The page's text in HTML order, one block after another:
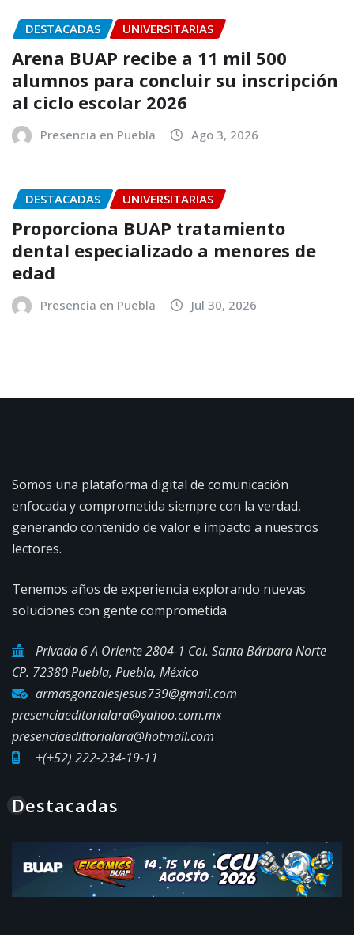
DESTACADAS UNIVERSITARIAS
Arena BUAP recibe a 11 mil 500
alumnos para concluir su inscripción
al ciclo escolar 2026
Presencia en Puebla Ago 3, 2026
DESTACADAS UNIVERSITARIAS
Proporciona BUAP tratamiento
dental especializado a menores de
edad
Presencia en Puebla Jul 30, 2026
Somos una plataforma digital de comunicación
enfocada y comprometida siempre con la verdad,
generando contenido de valor e impacto a nuestros
lectores.
Tenemos años de experiencia explorando nuevas
soluciones con gente comprometida.
Privada 6 A Oriente 2804-1 Col. Santa Bárbara Norte
CP. 72380 Puebla, Puebla, México
armasgonzalesjesus739@gmail.com
presenciaeditorialara@yahoo.com.mx
presenciaedittorialara@hotmail.com
+(+52) 222-234-19-11
Destacadas